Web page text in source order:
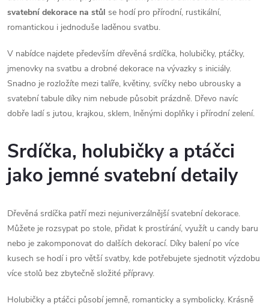
í
p
r
v
k
y
v
ý
p
i
s
u
svatební dekorace na stůl se hodí pro přírodní, rustikální,
romantickou i jednoduše laděnou svatbu.
V nabídce najdete především dřevěná srdíčka, holubičky, ptáčky,
jmenovky na svatbu a drobné dekorace na vývazky s iniciály.
Snadno je rozložíte mezi talíře, květiny, svíčky nebo ubrousky a
svatební tabule díky nim nebude působit prázdně. Dřevo navíc
dobře ladí s jutou, krajkou, sklem, lněnými doplňky i přírodní zelení.
Srdíčka, holubičky a ptáčci
jako jemné svatební detaily
Dřevěná srdíčka patří mezi nejuniverzálnější svatební dekorace.
Můžete je rozsypat po stole, přidat k prostírání, využít u candy baru
nebo je zakomponovat do dalších dekorací. Díky balení po více
kusech se hodí i pro větší svatby, kde potřebujete sjednotit výzdobu
více stolů bez zbytečně složité přípravy.
Holubičky a ptáčci působí jemně, romanticky a symbolicky. Krásně